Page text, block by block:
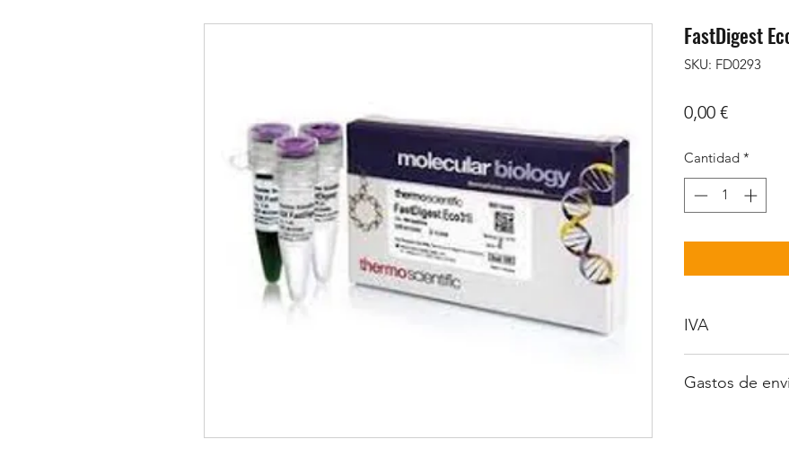
FastDigest
SKU: FD0293
0,00 €Precio
Cantidad *
IVA
Gastos de